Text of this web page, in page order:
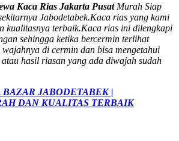
Kaca Rias Jakarta PusatMurah Siap
Jabodetabek.Kaca rias yang kami
kualitasnya terbaik.Kaca rias ini dilengkapi
sehingga ketika bercermin terlihat
di cermin dan bisa mengetahui
hasil riasan yang ada diwajah sudah
BAZAR JABODETABEK |
DAN KUALITAS TERBAIK